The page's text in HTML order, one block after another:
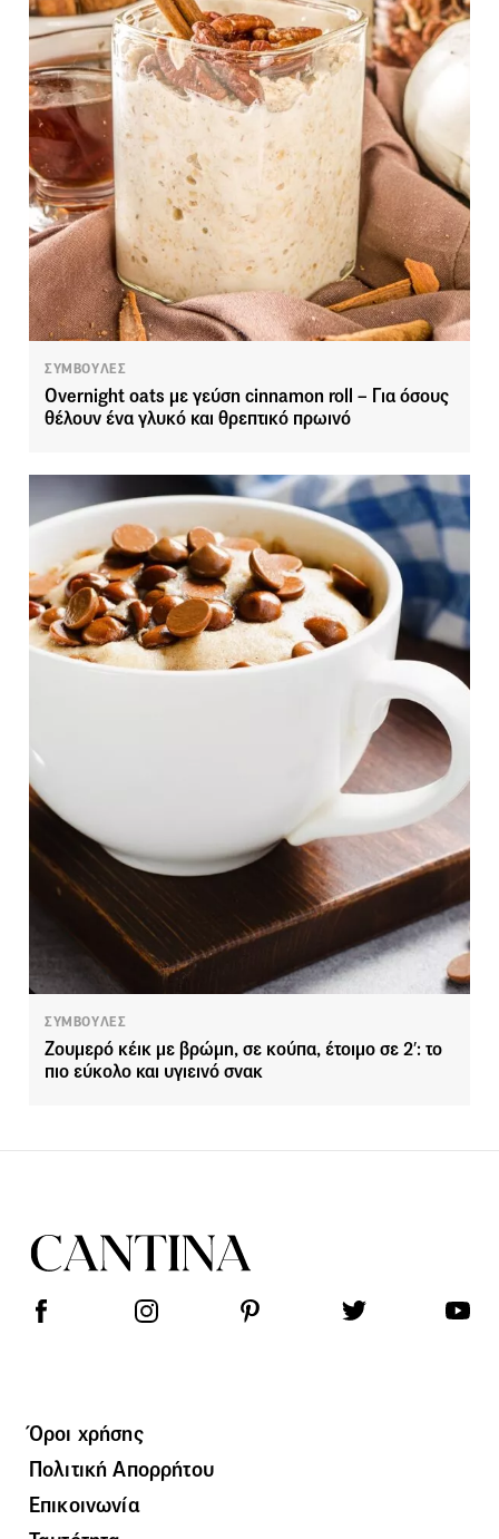
ΣΥΜΒΟΥΛΕΣ
Overnight oats με γεύση cinnamon roll – Για όσους
θέλουν ένα γλυκό και θρεπτικό πρωινό
ΣΥΜΒΟΥΛΕΣ
Ζουμερό κέικ με βρώμη, σε κούπα, έτοιμο σε 2′: το
πιο εύκολο και υγιεινό σνακ
Όροι χρήσης
Πολιτική Απορρήτου
Επικοινωνία